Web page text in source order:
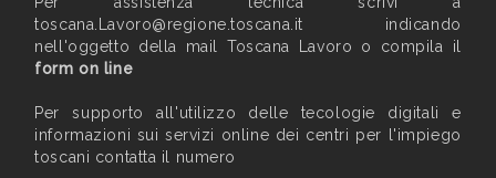
toscana.Lavoro@regione.toscana.it indicando
nell'oggetto della mail Toscana Lavoro o compila il
form on line
Per supporto all'utilizzo delle tecologie digitali e
informazioni sui servizi online dei centri per l'impiego
toscani contatta il numero